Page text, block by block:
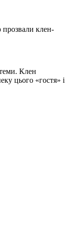
прозвали клен-
Клен
цього «гостя» і